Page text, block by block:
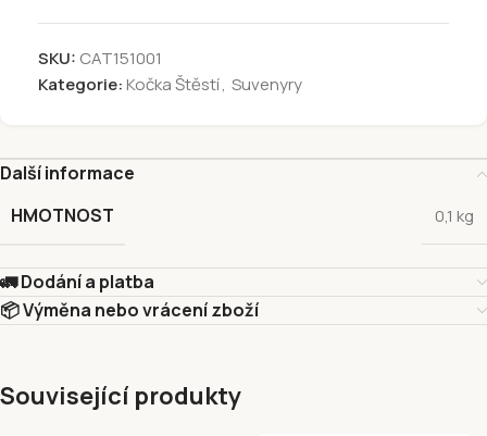
SKU: CAT151001
Kategorie:Kočka Štěstí, Suvenyry
Další informace
HMOTNOST
0,1 kg
🚛 Dodání a platba
📦 Výměna nebo vrácení zboží
Související produkty